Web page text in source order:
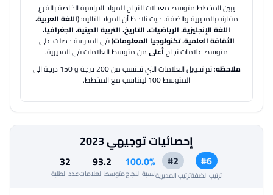
يبين المخطط متوسط معدلات النجاح للمواد الدراسية الخاصة بالفرع
مقارنه بالمديرية والضفة.حيث نلاحظ أن المواد التاليه: (اللغة العربية،
اللغة الإنجليزية، الرياضيات، التاريخ، التربية الدينية، الجغرافيا،
الثقافة العلمية، تكنولوجيا المعلومات) في المدرسة حصلت على
متوسط علامات نجاحأعلىمن متوسط العلامات في المديرية.
ملاحظه
: تم تحويل العلامات التي تحتسب من 200 درجة و 150 درجة الى
المتوسط 100 ليتناسب مع المخطط.
إحصائيات توجيهي 2023
#6
ترتيب الضفة
#2
ترتيب المديرية
100.0%
نسبة النجاح
93.2
متوسط العلامات
32
عدد الطلبة